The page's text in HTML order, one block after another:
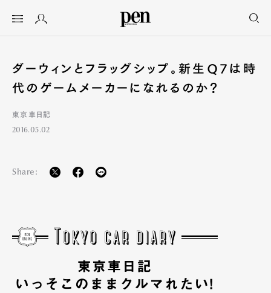
ダーウィンとフラッグシップ。新生Q7は時
代のゲームメーカーになれるのか？
東京車日記
2016.05.02
Share: